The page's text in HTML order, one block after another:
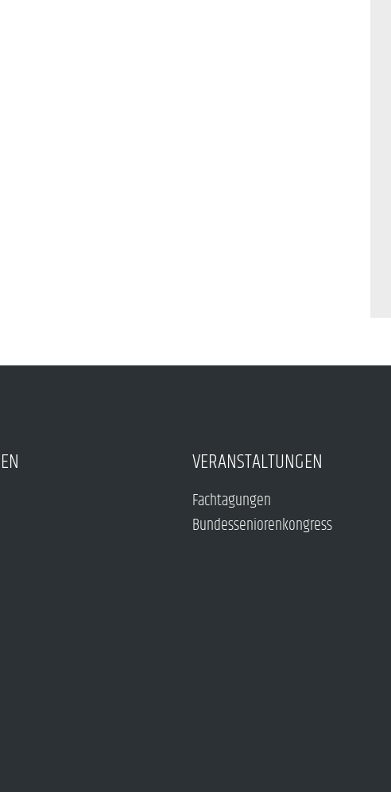
VERANSTALTUNGEN
Fachtagungen
Bundesseniorenkongress